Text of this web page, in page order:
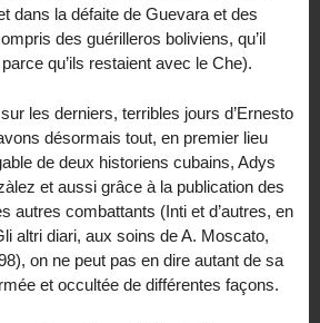
dans la défaite de Guevara et des
des guérilleros boliviens, qu’il
qu’ils restaient avec le Che).
les derniers, terribles jours d’Ernesto
désormais tout, en premier lieu
de deux historiens cubains, Adys
et aussi grâce à la publication des
autres combattants (Inti et d’autres, en
altri diari, aux soins de A. Moscato,
on ne peut pas en dire autant de sa
et occultée de différentes façons.